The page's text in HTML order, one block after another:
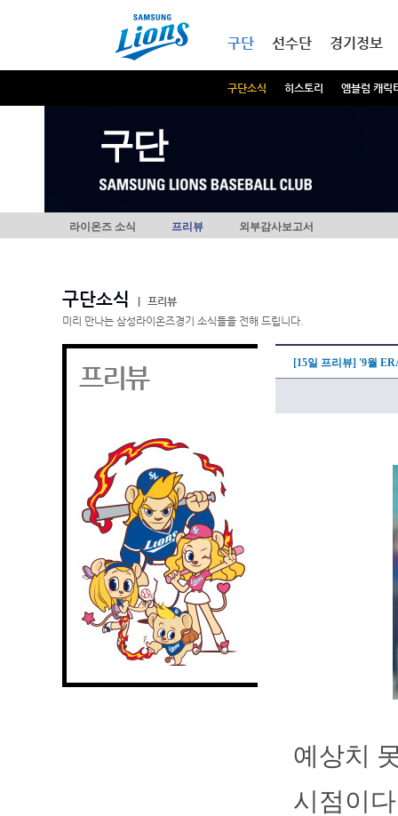
구단
구단소식 히스토리 엠블럼 캐릭
선수단 경기정보
구단
라이온즈 소식 프리뷰 외부감사보고서
구단소식
프리뷰
미리 만나는 삼성라이온즈경기 소식들을 전해 드립니다.
프리뷰 [15일 프리뷰] '9월
예상치
시점이